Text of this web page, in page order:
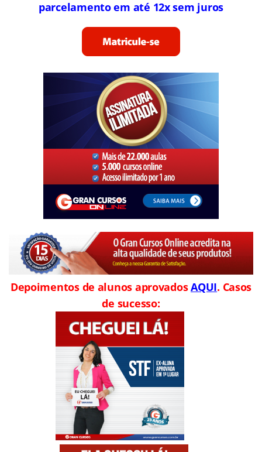
parcelamento em até 12x sem juros
Depoimentos de alunos aprovadosAQUI. Casos
de sucesso: